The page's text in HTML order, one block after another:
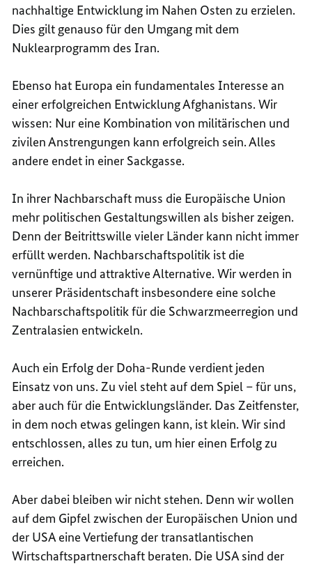
nachhaltige Entwicklung im Nahen Osten zu erzielen.
Dies gilt genauso für den Umgang mit dem
Nuklearprogramm des Iran.
Ebenso hat Europa ein fundamentales Interesse an
einer erfolgreichen Entwicklung Afghanistans. Wir
wissen: Nur eine Kombination von militärischen und
zivilen Anstrengungen kann erfolgreich sein. Alles
andere endet in einer Sackgasse.
In ihrer Nachbarschaft muss die Europäische Union
mehr politischen Gestaltungswillen als bisher zeigen.
Denn der Beitrittswille vieler Länder kann nicht immer
erfüllt werden. Nachbarschaftspolitik ist die
vernünftige und attraktive Alternative. Wir werden in
unserer Präsidentschaft insbesondere eine solche
Nachbarschaftspolitik für die Schwarzmeerregion und
Zentralasien entwickeln.
Auch ein Erfolg der Doha-Runde verdient jeden
Einsatz von uns. Zu viel steht auf dem Spiel – für uns,
aber auch für die Entwicklungsländer. Das Zeitfenster,
in dem noch etwas gelingen kann, ist klein. Wir sind
entschlossen, alles zu tun, um hier einen Erfolg zu
erreichen.
Aber dabei bleiben wir nicht stehen. Denn wir wollen
auf dem Gipfel zwischen der Europäischen Union und
der USA eine Vertiefung der transatlantischen
Wirtschaftspartnerschaft beraten. Die USA sind der